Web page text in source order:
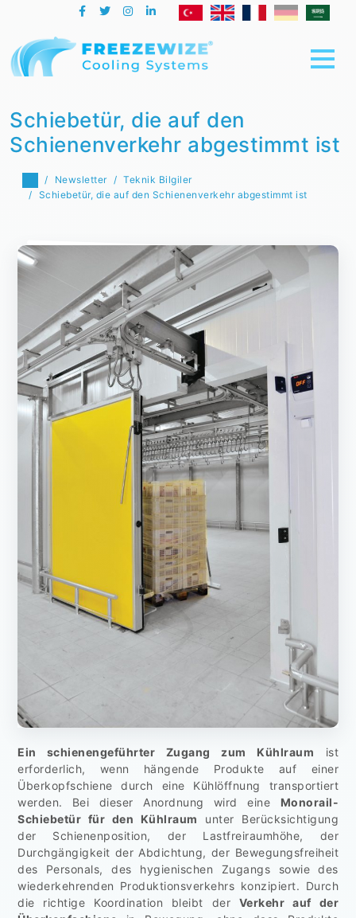
Schiebetür, die auf den
Schienenverkehr abgestimmt ist
Newsletter
Teknik Bilgiler
Schiebetür, die auf den Schienenverkehr abgestimmt ist
Ein schienengeführter Zugang zum Kühlraum ist
erforderlich, wenn hängende Produkte auf einer
Überkopfschiene durch eine Kühlöffnung transportiert
werden. Bei dieser Anordnung wird eine Monorail-
Schiebetür für den Kühlraum unter Berücksichtigung
der Schienenposition, der Lastfreiraumhöhe, der
Durchgängigkeit der Abdichtung, der Bewegungsfreiheit
des Personals, des hygienischen Zugangs sowie des
wiederkehrenden Produktionsverkehrs konzipiert. Durch
die richtige Koordination bleibt der Verkehr auf der